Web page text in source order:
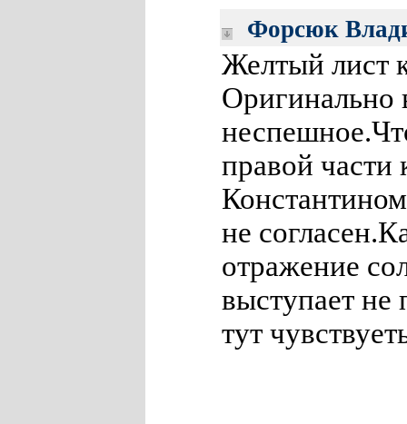
Форсюк
Желтый лист
Оригинально
правой части
не
отражение
выступает не
тут